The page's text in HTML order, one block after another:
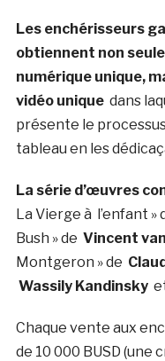
Les enchérisseurs
obtiennent non
numérique unique,
vidéo uniquedans
présente le
tableau en les
La série d’œuvres
La Vierge à l’enfant »
Bush » de Vincent
Montgeron » de
Wassily Kandinskyet
Chaque vente aux
de 10 000 BUSD